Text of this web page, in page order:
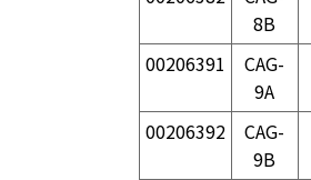
8B
00206391
CAG-
9A
00206392
CAG-
9B